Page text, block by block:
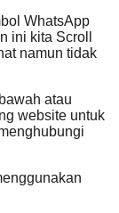
WhatsApp
ini kita Scroll
namun tidak
atau
website untuk